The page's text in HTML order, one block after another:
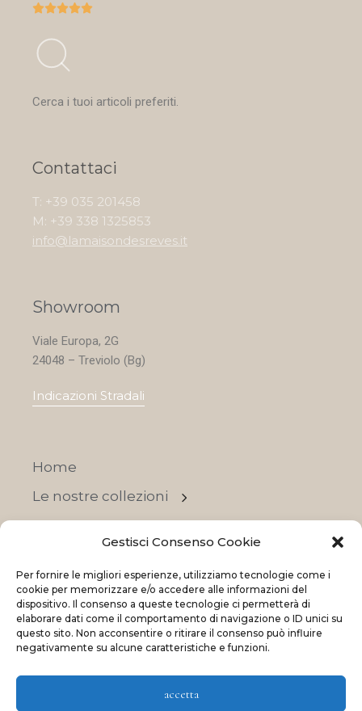
Gestisci Consenso Cookie
Per fornire le migliori esperienze, utilizziamo tecnologie come i
cookie per memorizzare e/o accedere alle informazioni del
dispositivo. Il consenso a queste tecnologie ci permetterà di
elaborare dati come il comportamento di navigazione o ID unici su
questo sito. Non acconsentire o ritirare il consenso può influire
negativamente su alcune caratteristiche e funzioni.
accetta

Cerca i tuoi articoli preferiti.
Contattaci
T: +39 035 201458
M: +39 338 1325853
info@lamaisondesreves.it
Showroom
Viale Europa, 2G
24048 – Treviolo (Bg)
Indicazioni Stradali
Home
Le nostre collezioni
OFFERTE
© 2023 La Maison Des Reves | All rights reserved
and by